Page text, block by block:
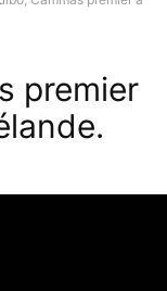
premier